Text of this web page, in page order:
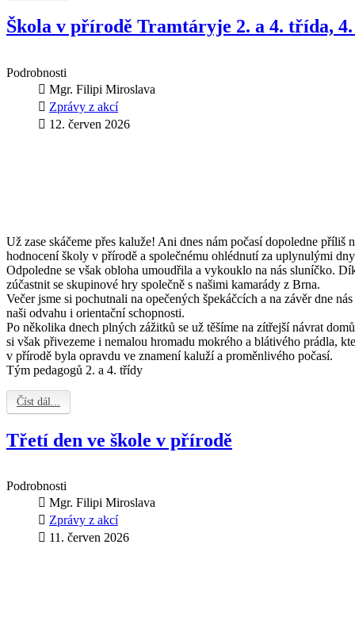
Škola v přírodě Tramtáryje 2. a 4. třída, 4.
Podrobnosti
Mgr. Filipi Miroslava
Zprávy z akcí
12. červen 2026
Už zase skáčeme přes kaluže! Ani dnes nám počasí dopoledne příliš
hodnocení školy v přírodě a společnému ohlédnutí za uplynulými
Odpoledne se však obloha umoudřila a vykouklo na nás sluníčko.
zúčastnit se skupinové hry společně s našimi kamarády z Brna.
Večer jsme si pochutnali na opečených špekáčcích a na závěr dne
naši odvahu i orientační schopnosti.
Po několika dnech plných zážitků se už těšíme na zítřejší návrat
si však přivezeme i nemalou hromadu mokrého a blátivého prádla,
v přírodě byla opravdu ve znamení kaluží a proměnlivého počasí.
Tým pedagogů 2. a 4. třídy
Číst dál...
Třetí den ve škole v přírodě
Podrobnosti
Mgr. Filipi Miroslava
Zprávy z akcí
11. červen 2026